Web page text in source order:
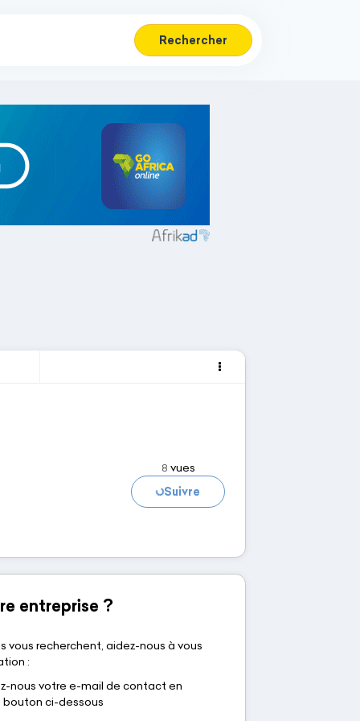
Rechercher
8 vues
Chargement...Suivre
entreprise ?
vous recherchent, aidez-nous à vous
:
nous votre e-mail de contact en
bouton ci-dessous